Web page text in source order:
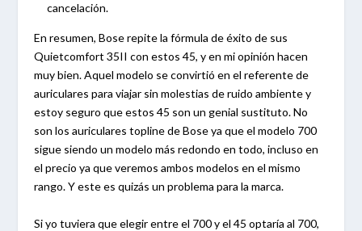
cancelación.
En resumen, Bose repite la fórmula de éxito de sus
Quietcomfort 35II con estos 45, y en mi opinión hacen
muy bien. Aquel modelo se convirtió en el referente de
auriculares para viajar sin molestias de ruido ambiente y
estoy seguro que estos 45 son un genial sustituto. No
son los auriculares topline de Bose ya que el modelo 700
sigue siendo un modelo más redondo en todo, incluso en
el precio ya que veremos ambos modelos en el mismo
rango. Y este es quizás un problema para la marca.
Si yo tuviera que elegir entre el 700 y el 45 optaría al 700,